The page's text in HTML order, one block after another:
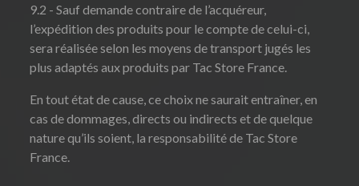
9.2 - Sauf demande contraire de l’acquéreur,
l’expédition des produits pour le compte de celui-ci,
sera réalisée selon les moyens de transport jugés les
plus adaptés aux produits par Tac Store France.
En tout état de cause, ce choix ne saurait entraîner, en
cas de dommages, directs ou indirects et de quelque
nature qu’ils soient, la responsabilité de Tac Store
France.